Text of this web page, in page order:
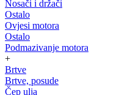
Nosači i držači
Ostalo
Ovjesi motora
Ostalo
Podmazivanje motora
+
Brtve
Brtve, posude
Čep ulja